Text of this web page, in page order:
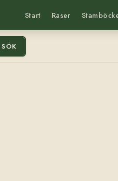
Start Raser
SÖK